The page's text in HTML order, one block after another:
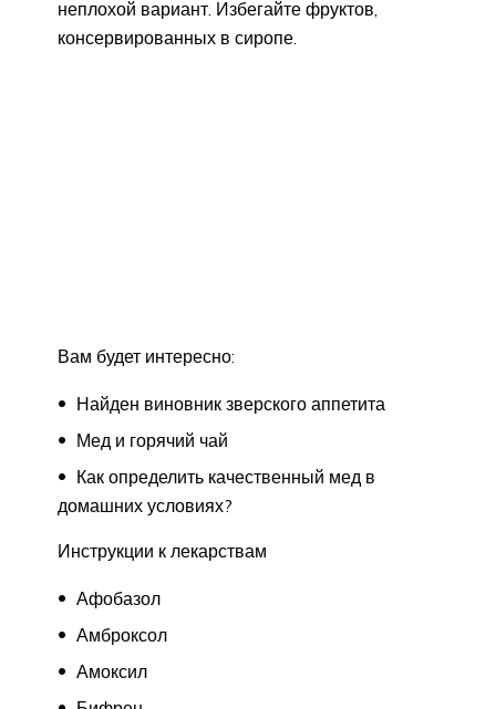
неплохой вариант. Избегайте фруктов,
консервированных в сиропе.
Вам будет интересно:
Найден виновник зверского аппетита
Мед и горячий чай
Как определить качественный мед в
домашних условиях?
Инструкции к лекарствам
Афобазол
Амброксол
Амоксил